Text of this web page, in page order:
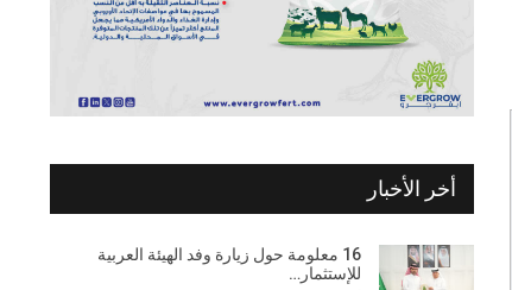
أخر الأخبار
16 معلومة حول زيارة وفد الهيئة العربية
للإستثمار…